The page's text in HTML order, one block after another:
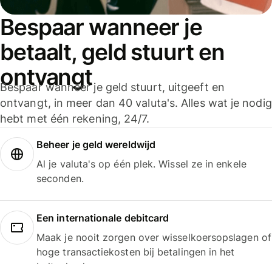
Bespaar wanneer je
betaalt, geld stuurt en
ontvangt
Bespaar wanneer je geld stuurt, uitgeeft en
ontvangt, in meer dan 40 valuta's. Alles wat je nodig
hebt met één rekening, 24/7.
Beheer je geld wereldwijd
Al je valuta's op één plek. Wissel ze in enkele
seconden.
Een internationale debitcard
Maak je nooit zorgen over wisselkoersopslagen of
hoge transactiekosten bij betalingen in het